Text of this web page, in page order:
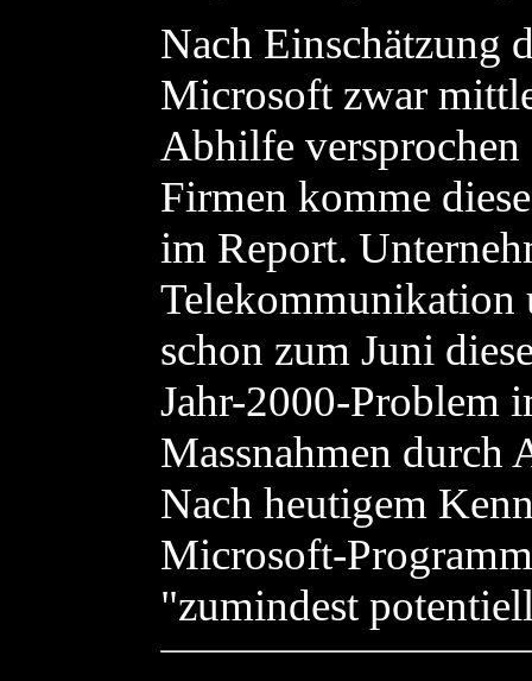
Nach Einschätzung
Microsoft zwar
Abhilfe
Firmen komme
im Report.
Telekommunikation
schon zum Juni
Jahr-2000-Problem
Massnahmen durch
Nach heutigem
Microsoft-
"zumindest